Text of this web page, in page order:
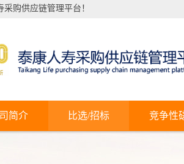
购供应链管理平台！
简介 比选/招标 竞争性